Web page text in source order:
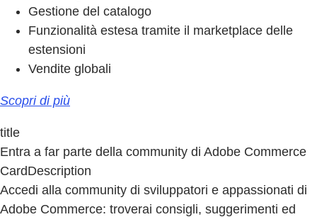
Gestione del catalogo
Funzionalità estesa tramite il marketplace delle
estensioni
Vendite globali
Scopri di più
title
Entra a far parte della community di Adobe Commerce
CardDescription
Accedi alla community di sviluppatori e appassionati di
Adobe Commerce: troverai consigli, suggerimenti ed